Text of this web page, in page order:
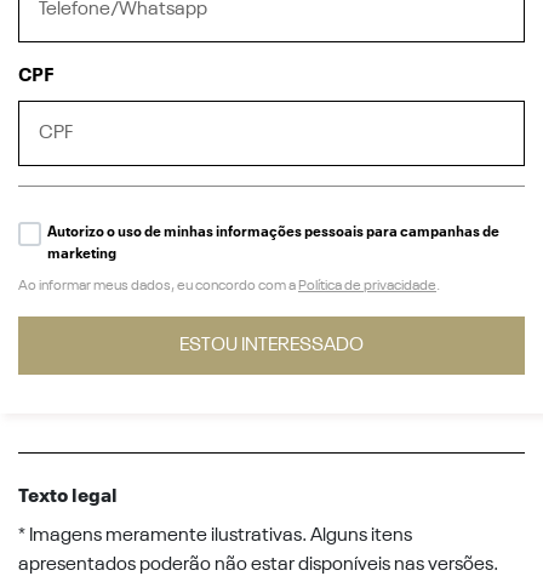
CPF
Autorizo o uso de minhas informações pessoais para campanhas de
marketing
Ao informar meus dados, eu concordo com a Política de privacidade.
ESTOU INTERESSADO
Texto legal
* Imagens meramente ilustrativas. Alguns itens
apresentados poderão não estar disponíveis nas versões.